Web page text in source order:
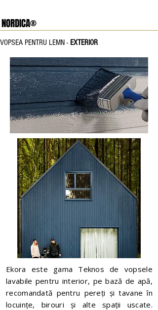
NORDICA®
VOPSEA PENTRU LEMN - EXTERIOR
Ekora este gama Teknos de vopsele
lavabile pentru interior, pe bază de apă,
recomandată pentru pereți și tavane în
locuințe, birouri și alte spații uscate.